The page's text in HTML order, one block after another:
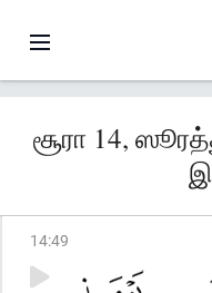
சூரா 14,
14:49